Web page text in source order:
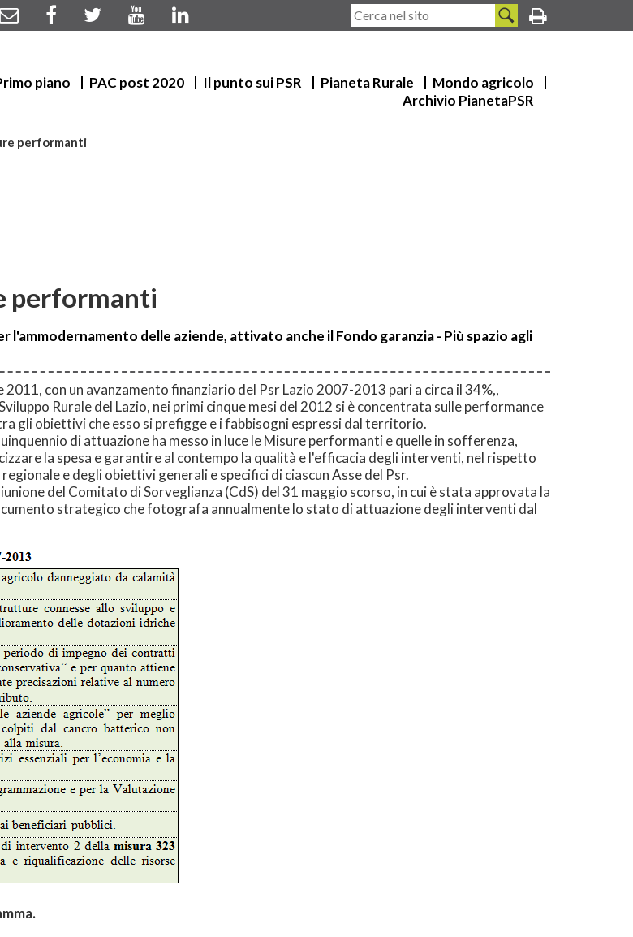
piano PAC post 2020 Il punto sui PSR Pianeta Rurale
Mondo agricolo
Archivio PianetaPSR
performanti
performanti
l'ammodernamento delle aziende, attivato anche il Fondo garanzia - Più spazio agli
con un avanzamento finanziario del Psr Lazio 2007-2013 pari a circa il 34%,,
Rurale del Lazio, nei primi cinque mesi del 2012 si è concentrata sulle performance
gli obiettivi che esso si prefigge e i fabbisogni espressi dal territorio.
di attuazione ha messo in luce le Misure performanti e quelle in sofferenza,
la spesa e garantire al contempo la qualità e l'efficacia degli interventi, nel rispetto
e degli obiettivi generali e specifici di ciascun Asse del Psr.
del Comitato di Sorveglianza (CdS) del 31 maggio scorso, in cui è stata approvata la
strategico che fotografa annualmente lo stato di attuazione degli interventi dal